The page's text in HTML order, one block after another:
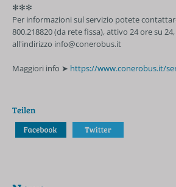
✻✻✻
Per informazioni sul servizio potete
800.218820 (da rete fissa), attivo 24 ore su
all'indirizzo info@conerobus.it
Maggiori info ➤ https://www.conerobus.it/
Teilen